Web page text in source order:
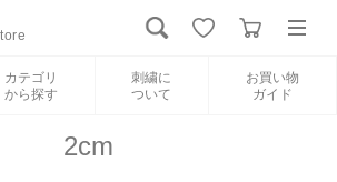
カテゴリ
から探す
刺繍に
ついて
お買い物
ガイド
新規会員登録
2cm